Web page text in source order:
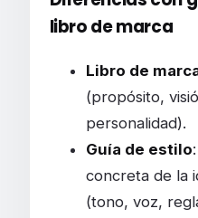
libro de marca
Libro de
(propósito,
personalidad).
Guía de estilo
concreta de la
(tono, voz,